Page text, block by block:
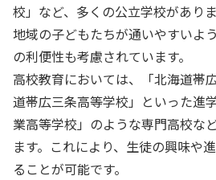
校」など、多くの公立学校があり
地域の子どもたちが通いやすいよ
の利便性も考慮されています。
高校教育においては、「北海道帯
道帯広三条高等学校」といった進
業高等学校」のような専門高校な
ます。これにより、生徒の興味や
ることが可能です。